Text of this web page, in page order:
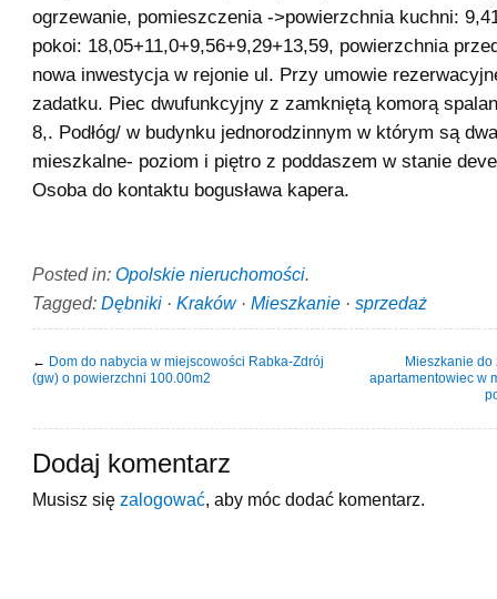
ogrzewanie, pomieszczenia ->powierzchnia kuchni:
pokoi: 18,05+11,0+9,56+9,29+13,59, powierzchnia
nowa inwestycja w rejonie ul. Przy umowie
zadatku. Piec dwufunkcyjny z zamkniętą komorą
8,. Podłóg/ w budynku jednorodzinnym w którym są
mieszkalne- poziom i piętro z poddaszem w stanie
Osoba do kontaktu bogusława kapera.
Posted in: Opolskie nieruchomości.
Tagged: Dębniki · Kraków· Mieszkanie · sprzedaż
← Dom do nabycia w miejscowości Rabka-Zdrój
(gw) o powierzchni 100.00m2
Mieszkanie
apartamentowiec w
Dodaj komentarz
Musisz się zalogować , aby móc dodać komentarz.